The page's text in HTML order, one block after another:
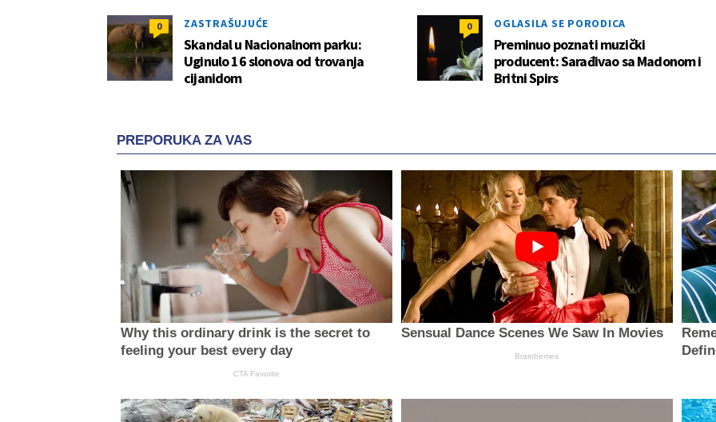
0 ZASTRAŠUJUĆE
Skandal u Nacionalnom parku:
Uginulo 16 slonova od trovanja
cijanidom
0 OGLASILA SE PORODICA
Preminuo poznati muzički
producent: Sarađivao sa Madonom i
Britni Spirs
PREPORUKA ZA VAS
Why this ordinary drink is the secret to
feeling your best every day
CTA Favorite
Sensual Dance Scenes We Saw In Movies
Brainberries